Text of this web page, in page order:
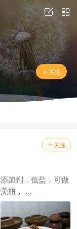


 关注
 关注
加剂，低盐，可做
丽， ...